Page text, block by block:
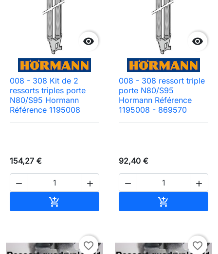

008 - 308 Kit de 2
ressorts triples porte
N80/S95 Hormann
Référence 1195008
154,27 €
 


008 - 308 ressort triple
porte N80/S95
Hormann Référence
1195008 - 869570
92,40 €
 

favorite_border favorite_border